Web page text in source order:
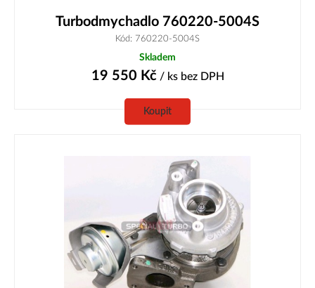
Turbodmychadlo 760220-5004S
Kód: 760220-5004S
Skladem
19 550 Kč/ ks bez DPH
Koupit